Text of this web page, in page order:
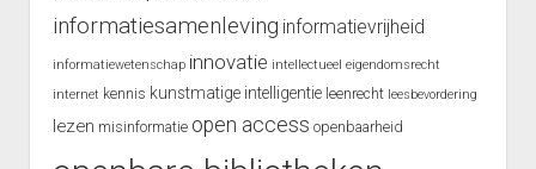
informatiesamenleving informatievrijheid
informatiewetenschap innovatie intellectueel eigendomsrecht
internet kennis kunstmatige intelligentie leenrecht leesbevordering
lezen misinformatie open access openbaarheid